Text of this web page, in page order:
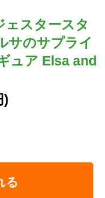
ェスタースタ
サのサプライ
ュア Elsa and
)
る